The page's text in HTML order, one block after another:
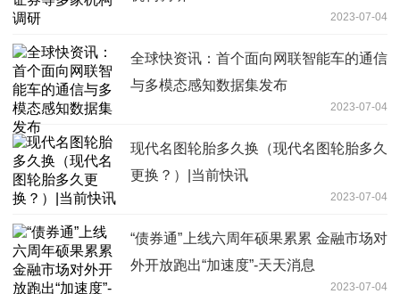
2023-07-04
全球快资讯：首个面向网联智能车的通信
与多模态感知数据集发布
2023-07-04
现代名图轮胎多久换（现代名图轮胎多久
更换？）|当前快讯
2023-07-04
“债券通”上线六周年硕果累累 金融市场对
外开放跑出“加速度”-天天消息
2023-07-04